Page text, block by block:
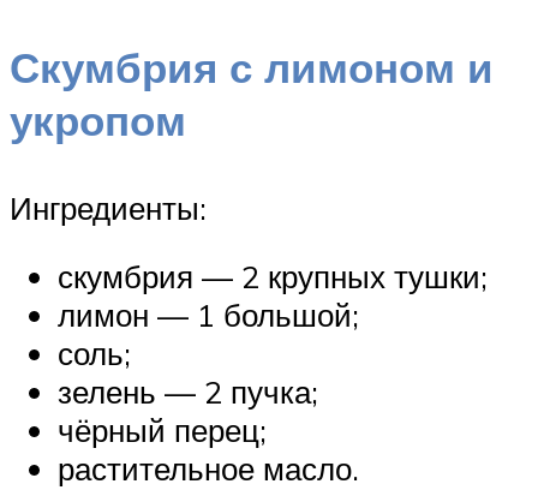
Скумбрия с лимоном и
укропом
Ингредиенты:
скумбрия — 2 крупных тушки;
лимон — 1 большой;
соль;
зелень — 2 пучка;
чёрный перец;
растительное масло.